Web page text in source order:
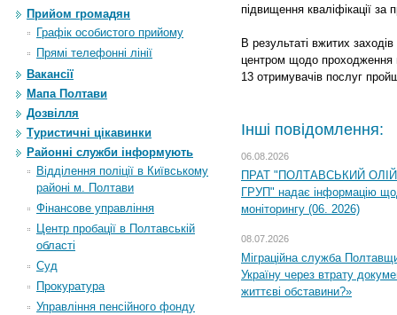
Прийом громадян
Графік особистого прийому
Прямі телефонні лінії
Вакансії
Мапа Полтави
Дозвілля
Туристичні цікавинки
Районні служби інформують
Відділення поліції в Київському
районі м. Полтави
Фінансове управління
Центр пробації в Полтавській
області
Суд
Прокуратура
Управління пенсійного фонду
підвищення кваліфікації
В результаті вжитих
центром щодо проходження
13 отримувачів послуг
Інші повідомлення:
06.08.2026
ПРАТ "ПОЛТАВСЬКИЙ
ГРУП" надає інформацію
моніторингу (06. 2026)
08.07.2026
Міграційна служба
Україну через втрату
життєві обставини?»